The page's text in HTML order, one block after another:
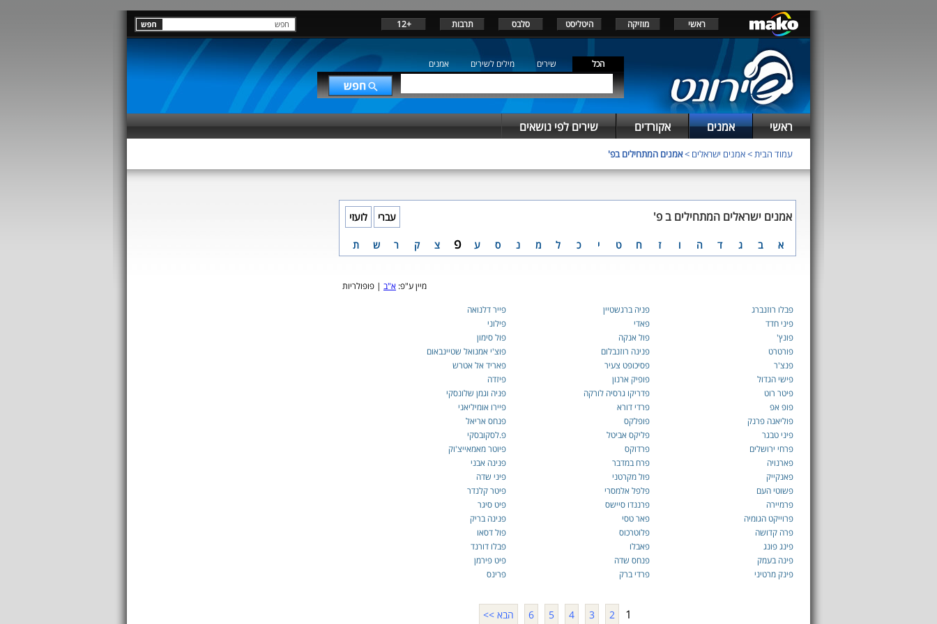
ראשי מוזיקה היטליסט סלבס תרבות +12
הכל שירים מילים לשירים אמנים
ראשי אמנים אקורדים שירים לפי נושאים
עמוד הבית>אמנים ישראלים >אמנים המתחילים בפ'
אמנים ישראלים המתחילים ב פ' עברי לועזי
א ב ג ד ה ו ז ח ט י כ ל מ נ ס ע פ צ ק ר ש ת
מיין ע"פ: א"ב | פופולריות
פבלו רוזנברג
פיני חדד
פונץ'
פורטרט
פנצ'ר
פישי הגדול
פיטר רוט
פופ אפ
פוליאנה פרנק
פיני טבגר
פרחי ירושלים
פארנויה
פאנקייק
פשוטי העם
פרמיירה
פרוייקט הגומיה
פרה קדושה
פינג פונג
פינה בעמק
פינק מרטיני
פניה ברגשטיין
פאדי
פול אנקה
פנינה רוזנבלום
פסיכופט צעיר
פופיק ארנון
פדריקו גרסיה לורקה
פרדי דורא
פופלקס
פליקס אביטל
פרדוקס
פרח במדבר
פול מקרטני
פלפל אלמסרי
פרננדו סיישס
פאר טסי
פלוטרכוס
פאבלו
פנחס שדה
פרדי ברק
פייר דלנואה
פילוני
פול סימון
פוצ'י אמנואל שטיינבאום
פאריד אל אטרש
פיזדה
פניה וגמן שלונסקי
פיירו אומיליאני
פנחס אריאל
פ.לסקובסקי
פיוטר מאמאייצ'וק
פנינה אבני
פיני שדה
פיטר קלנדר
פיט סיגר
פנינה בריק
פול דסאו
פבלו דורנד
פיט פירמן
פרינס
1
2
3
4
5
6 הבא >>